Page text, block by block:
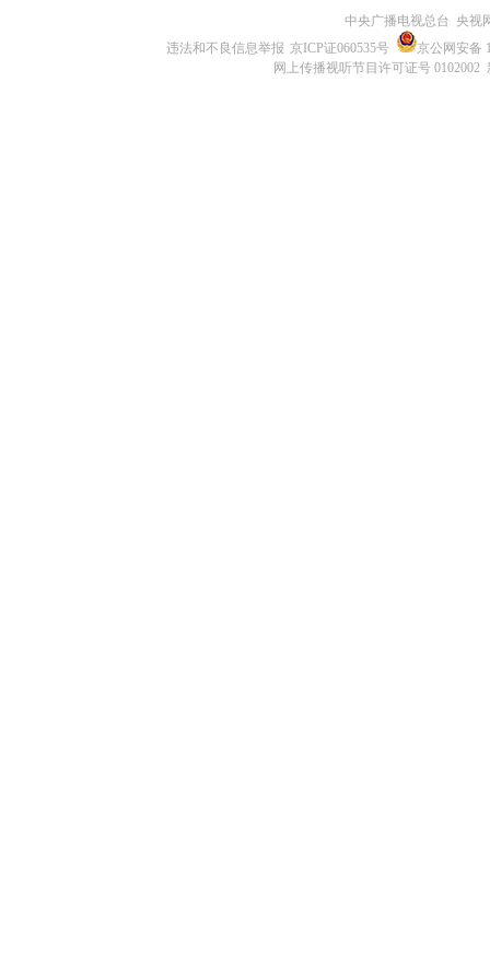
中央广播电视总台 央视
违法和不良信息举报 京ICP证060535号
京公网安备
网上传播视听节目许可证号 0102002